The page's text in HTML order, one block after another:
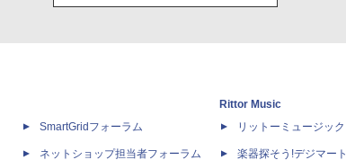
SmartGridフォーラム
ネットショップ担当者フォーラム
Rittor Music
リットーミュージック
楽器探そう!デジマート